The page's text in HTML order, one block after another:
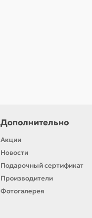
Дополнительно
Акции
Новости
Подарочный сертификат
Производители
Фотогалерея